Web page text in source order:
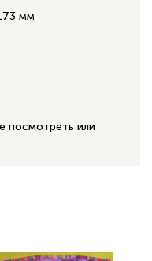
мм
посмотреть или